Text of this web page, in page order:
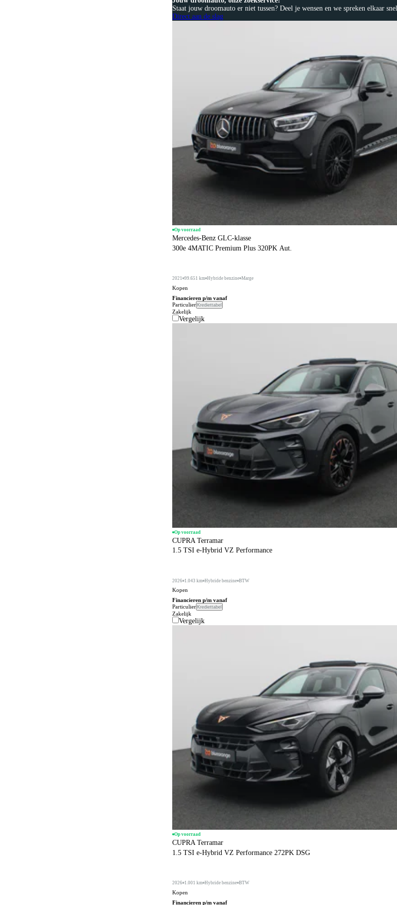
Staat jouw droomauto er niet tussen? Deel je wensen en we spreken elkaar snel.
Direct aan de slag
Op voorraad
Mercedes-Benz GLC-klasse
300e 4MATIC Premium Plus 320PK Aut.
2021 99.651 km Hybride benzine Marge
Kopen
Financieren p/m vanaf
ParticulierKrediettabel
Zakelijk
Vergelijk
Op voorraad
CUPRA Terramar
1.5 TSI e-Hybrid VZ Performance
2026 1.043 km Hybride benzine BTW
Kopen
Financieren p/m vanaf
ParticulierKrediettabel
Zakelijk
Vergelijk
Op voorraad
CUPRA Terramar
1.5 TSI e-Hybrid VZ Performance 272PK DSG
2026 1.001 km Hybride benzine BTW
Kopen
Financieren p/m vanaf